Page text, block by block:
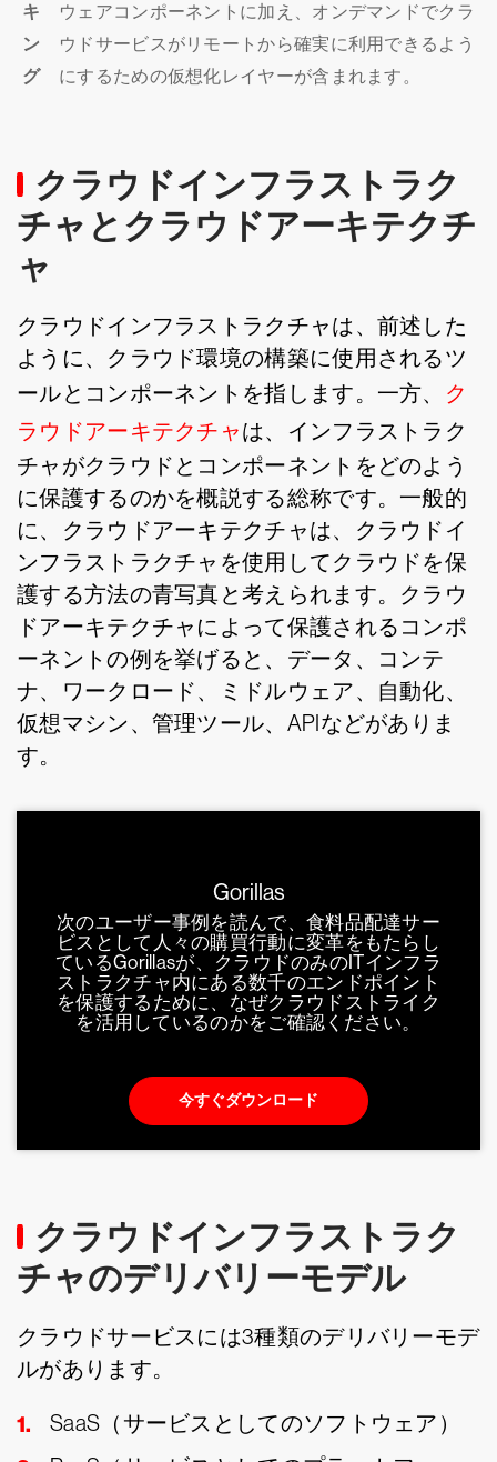
キ
ン
グ
ウェアコンポーネントに加え、オンデマンドでクラ
ウドサービスがリモートから確実に利用できるよう
にするための仮想化レイヤーが含まれます。
クラウドインフラストラク
チャとクラウドアーキテクチ
ャ
クラウドインフラストラクチャは、前述した
ように、クラウド環境の構築に使用されるツ
ールとコンポーネントを指します。一方、
ク
ラウドアーキテクチャは、インフラストラク
チャがクラウドとコンポーネントをどのよう
に保護するのかを概説する総称です。一般的
に、クラウドアーキテクチャは、クラウドイ
ンフラストラクチャを使用してクラウドを保
護する方法の青写真と考えられます。クラウ
ドアーキテクチャによって保護されるコンポ
ーネントの例を挙げると、データ、コンテ
ナ、ワークロード、ミドルウェア、自動化、
仮想マシン、管理ツール、APIなどがありま
す。
Gorillas
次のユーザー事例を読んで、食料品配達サー
ビスとして人々の購買行動に変革をもたらし
ているGorillasが、クラウドのみのITインフラ
ストラクチャ内にある数千のエンドポイント
を保護するために、なぜクラウドストライク
を活用しているのかをご確認ください。
今すぐダウンロード
クラウドインフラストラク
チャのデリバリーモデル
クラウドサービスには3種類のデリバリーモデ
ルがあります。
SaaS（サービスとしてのソフトウェア）